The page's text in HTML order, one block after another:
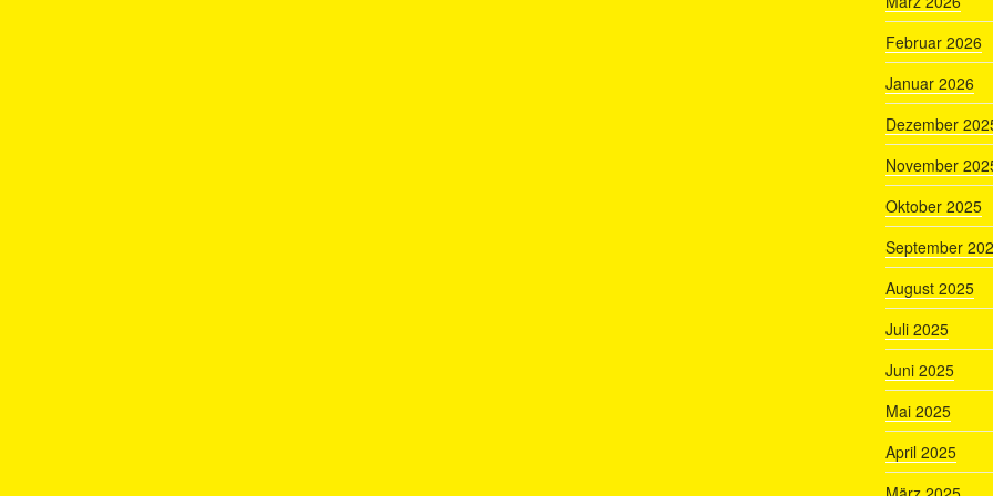
Februar 2026
Januar 2026
Dezember
November
Oktober 2025
September
August 2025
Juli 2025
Juni 2025
Mai 2025
April 2025